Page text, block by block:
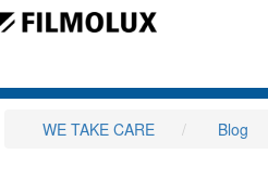
WE TAKE CARE Blog